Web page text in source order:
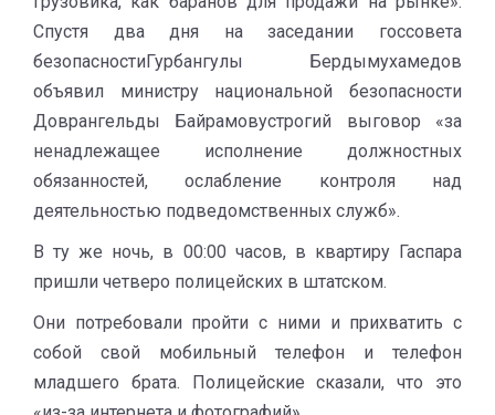
Спустя два дня на заседании госсовета
безопасностиГурбангулы Бердымухамедов
объявил министру национальной безопасности
Доврангельды Байрамовустрогий выговор «за
ненадлежащее исполнение должностных
обязанностей, ослабление контроля над
деятельностью подведомственных служб».
В ту же ночь, в 00:00 часов, в квартиру Гаспара
пришли четверо полицейских в штатском.
Они потребовали пройти с ними и прихватить с
собой свой мобильный телефон и телефон
младшего брата. Полицейские сказали, что это